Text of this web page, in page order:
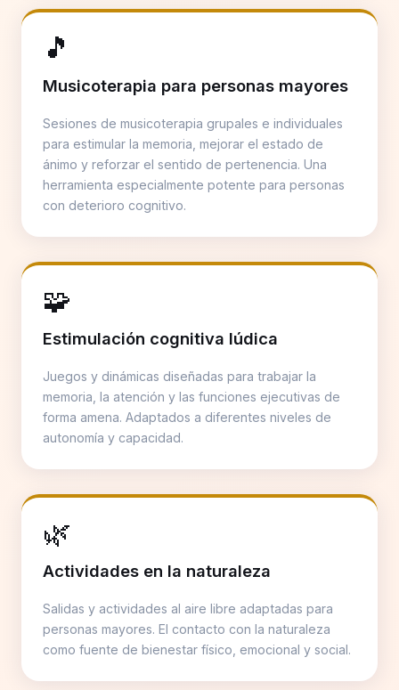
🎵
Musicoterapia para personas mayores
Sesiones de musicoterapia grupales e individuales
para estimular la memoria, mejorar el estado de
ánimo y reforzar el sentido de pertenencia. Una
herramienta especialmente potente para personas
con deterioro cognitivo.
🧩
Estimulación cognitiva lúdica
Juegos y dinámicas diseñadas para trabajar la
memoria, la atención y las funciones ejecutivas de
forma amena. Adaptados a diferentes niveles de
autonomía y capacidad.
🌿
Actividades en la naturaleza
Salidas y actividades al aire libre adaptadas para
personas mayores. El contacto con la naturaleza
como fuente de bienestar físico, emocional y social.